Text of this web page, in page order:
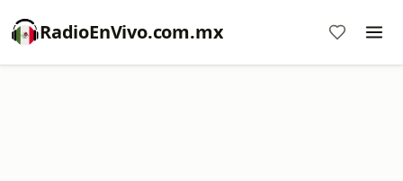
RadioEnVivo.com.mx